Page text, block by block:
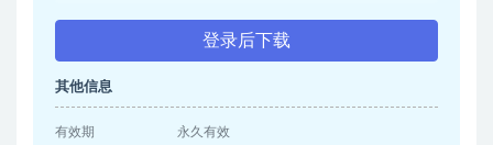
登录后下载
其他信息
有效期 永久有效